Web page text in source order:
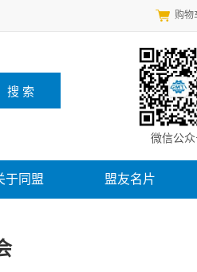
购物
微信公众
于同盟 盟友名片